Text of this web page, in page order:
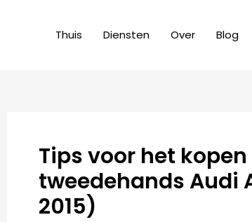
Thuis Diensten Over Blog
Tips voor het
tweedehands Audi
2015)